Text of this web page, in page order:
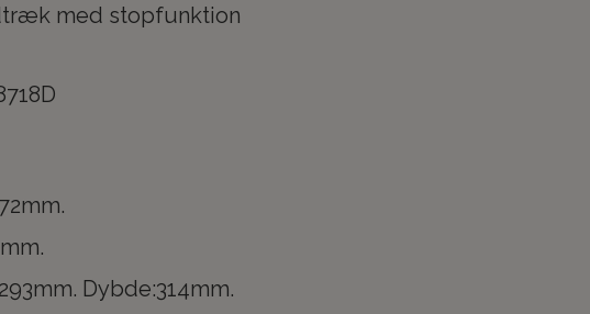
med stopfunktion
Dybde:314mm.